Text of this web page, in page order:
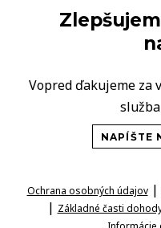
Vopred ďakujeme za
NAPÍŠTE
Ochrana osobných údajov|
| Základné časti